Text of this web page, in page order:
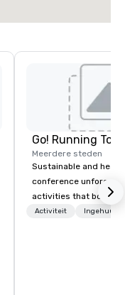
Go! Running
Meerdere steden
Sustainable and
conference
activities that boost
lower carbon
Activiteit